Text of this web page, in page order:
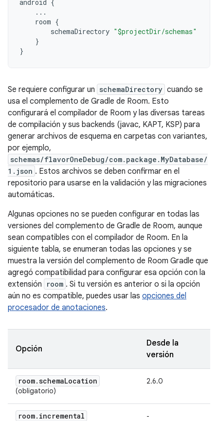
android {
...
room {
schemaDirectory "$projectDir/schemas"
}
}
Se requiere configurar un schemaDirectory cuando se
usa el complemento de Gradle de Room. Esto
configurará el compilador de Room y las diversas tareas
de compilación y sus backends (javac, KAPT, KSP) para
generar archivos de esquema en carpetas con variantes,
por ejemplo,
schemas/flavorOneDebug/com.package.MyDatabase/
1.json . Estos archivos se deben confirmar en el
repositorio para usarse en la validación y las migraciones
automáticas.
Algunas opciones no se pueden configurar en todas las
versiones del complemento de Gradle de Room, aunque
sean compatibles con el compilador de Room. En la
siguiente tabla, se enumeran todas las opciones y se
muestra la versión del complemento de Room Gradle que
agregó compatibilidad para configurar esa opción con la
extensión
room . Si tu versión es anterior o si la opción
aún no es compatible, puedes usar las opciones del
procesador de anotaciones.
Opción
Desde la
versión
room.schemaLocation
(obligatorio)
2.6.0
room. incremental -